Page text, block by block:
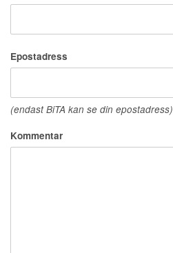
Epostadress
(endast BiTA kan se din epostadress)
Kommentar